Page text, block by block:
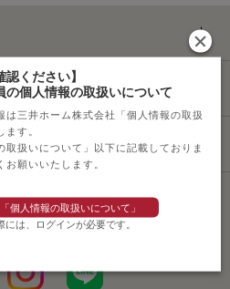
ディアポリシー
認ください】
の個人情報の取扱いについて
は三井ホーム株式会社「個人情報の取扱
す。
扱いについて」以下に記載しておりま
願いいたします。
個人情報の取扱いについて」
は、ログインが必要です。